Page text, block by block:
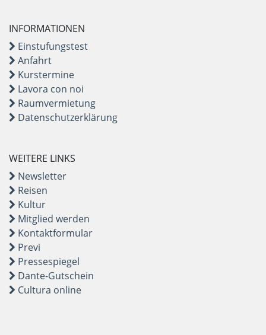
INFORMATIONEN
Einstufungstest
Anfahrt
Kurstermine
Lavora con noi
Raumvermietung
Datenschutzerklärung
WEITERE LINKS
Newsletter
Reisen
Kultur
Mitglied werden
Kontaktformular
Previ
Pressespiegel
Dante-Gutschein
Cultura online